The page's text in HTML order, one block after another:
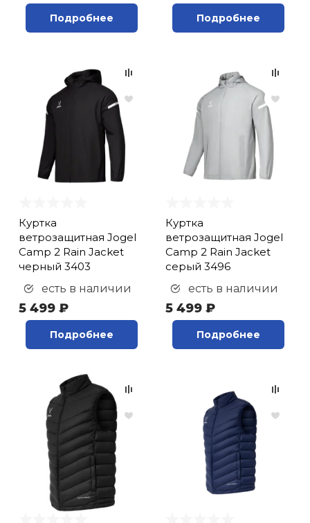
Подробнее Подробнее
Куртка
ветрозащитная Jogel
Camp 2 Rain Jacket
черный 3403
есть в наличии
5 499 ₽
Подробнее
Куртка
ветрозащитная Jogel
Camp 2 Rain Jacket
серый 3496
есть в наличии
5 499 ₽
Подробнее